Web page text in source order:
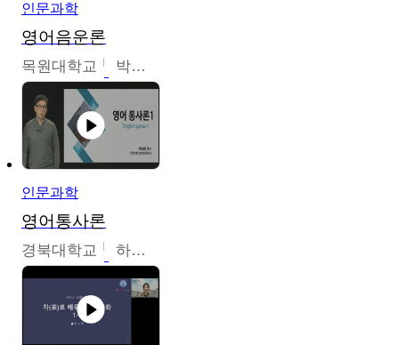
인문과학
영어음운론
목원대학교 박미숙
인문과학
영어통사론
경북대학교 하승완